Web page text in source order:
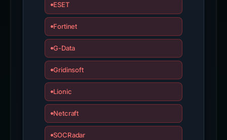
ESET
Fortinet
G-Data
Gridinsoft
Lionic
Netcraft
SOCRadar